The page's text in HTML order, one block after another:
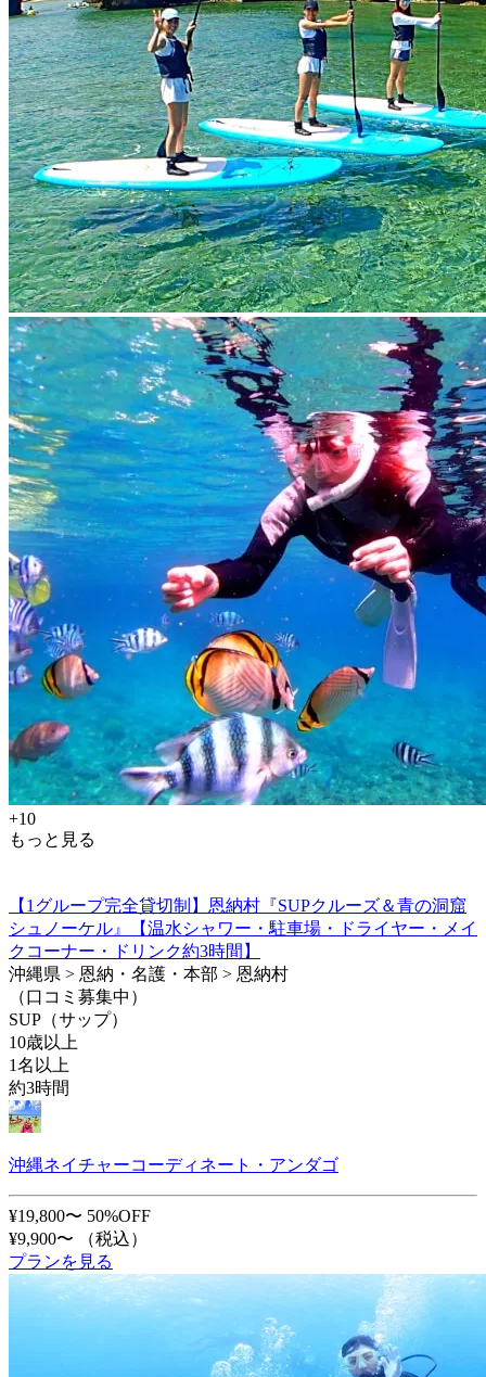
+10
もっと見る
【1グループ完全貸切制】恩納村『SUPクルーズ＆青の洞窟
シュノーケル』【温水シャワー・駐車場・ドライヤー・メイ
クコーナー・ドリンク約3時間】
沖縄県 > 恩納・名護・本部 > 恩納村
（口コミ募集中）
SUP（サップ）
10歳以上
1名以上
約3時間
沖縄ネイチャーコーディネート・アンダゴ
¥19,800〜 50%OFF
¥9,900〜
（税込）
プランを見る